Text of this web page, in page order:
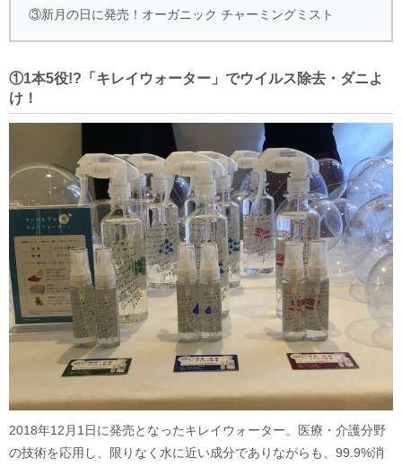
③新月の日に発売！オーガニック チャーミングミスト
①1本5役!?「キレイウォーター」でウイルス除去・ダニよ
け！
2018年12月1日に発売となったキレイウォーター。医療・介護分野
の技術を応用し、限りなく水に近い成分でありながらも、99.9%消